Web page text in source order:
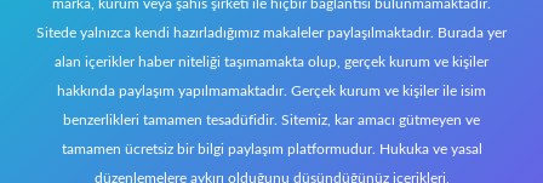
marka, kurum veya şahıs şirketi ile hiçbir bağlantısı bulunmamaktadır.
Sitede yalnızca kendi hazırladığımız makaleler paylaşılmaktadır. Burada yer
alan içerikler haber niteliği taşımamakta olup, gerçek kurum ve kişiler
hakkında paylaşım yapılmamaktadır. Gerçek kurum ve kişiler ile isim
benzerlikleri tamamen tesadüfidir. Sitemiz, kar amacı gütmeyen ve
tamamen ücretsiz bir bilgi paylaşım platformudur. Hukuka ve yasal
düzenlemelere aykırı olduğunu düşündüğünüz içerikleri,